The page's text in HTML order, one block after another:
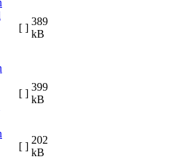
[ ]
389
kB
[ ]
399
kB
[ ]
202
kB